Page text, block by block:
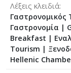
Λέξεις κλειδιά
Γαστρονομία |
Breakfast |
Tourism |
Hellenic